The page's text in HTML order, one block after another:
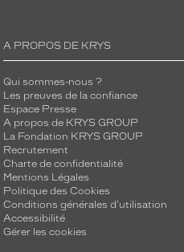
A PROPOS DE KRYS
Qui sommes-nous ?
Les preuves de la confiance
Espace Presse
A propos de KRYS GROUP
La Fondation KRYS GROUP
Recrutement
Charte de confidentialité
Mentions Légales
Politique des Cookies
Conditions générales d'utilisation
Accessibilité
Gérer les cookies